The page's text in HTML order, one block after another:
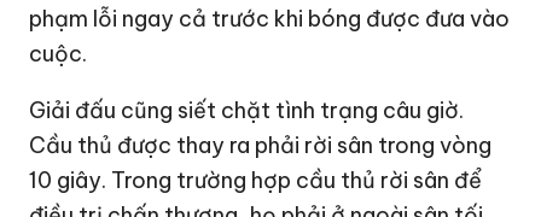
phạm lỗi ngay cả trước khi bóng được đưa vào
cuộc.
Giải đấu cũng siết chặt tình trạng câu giờ.
Cầu thủ được thay ra phải rời sân trong vòng
10 giây. Trong trường hợp cầu thủ rời sân để